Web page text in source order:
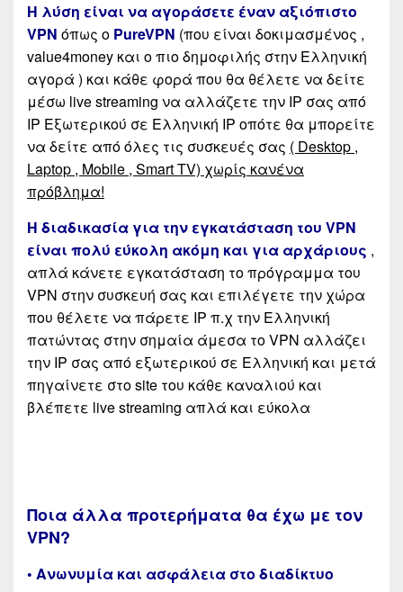
Η λύση είναι να αγοράσετε έναν αξιόπιστο
VPN όπως ο PureVPN (που είναι δοκιμασμένος ,
value4money και ο πιο δημοφιλής στην Ελληνική
αγορά ) και κάθε φορά που θα θέλετε να δείτε
μέσω live streaming να αλλάζετε την IP σας από
IP Εξωτερικού σε Ελληνική IP οπότε θα μπορείτε
να δείτε από όλες τις συσκευές σας ( Desktop ,
Laptop , Mobile , Smart TV) χωρίς κανένα
πρόβλημα!
Η διαδικασία για την εγκατάσταση του VPN
είναι πολύ εύκολη ακόμη και για αρχάριους ,
απλά κάνετε εγκατάσταση το πρόγραμμα του
VPN στην συσκευή σας και επιλέγετε την χώρα
που θέλετε να πάρετε IP π.χ την Ελληνική
πατώντας στην σημαία άμεσα το VPN αλλάζει
την IP σας από εξωτερικού σε Ελληνική και μετά
πηγαίνετε στο site του κάθε καναλιού και
βλέπετε live streaming απλά και εύκολα
Ποια άλλα προτερήματα θα έχω με τον
VPN?
• Ανωνυμία και ασφάλεια στο διαδίκτυο